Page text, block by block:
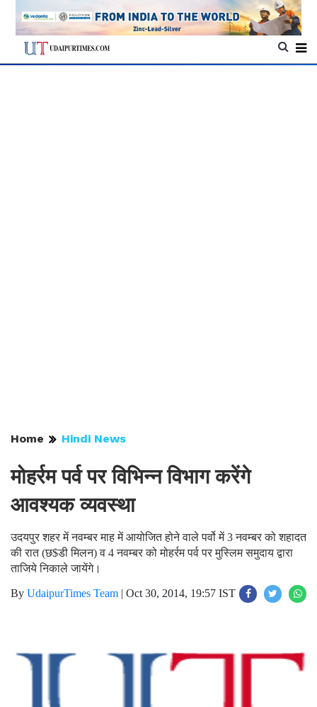
Home Hindi News
मोहर्रम पर्व पर विभिन्न विभाग करेंगे
आवश्यक व्यवस्था
उदयपुर शहर में नवम्बर माह में आयोजित होने वाले पर्वो में 3 नवम्बर को शहादत
की रात (छ$डी मिलन) व 4 नवम्बर को मोहर्रम पर्व पर मुस्लिम समुदाय द्वारा
ताजिये निकाले जायेंगे।
By UdaipurTimes Team | Oct 30, 2014, 19:57 IST